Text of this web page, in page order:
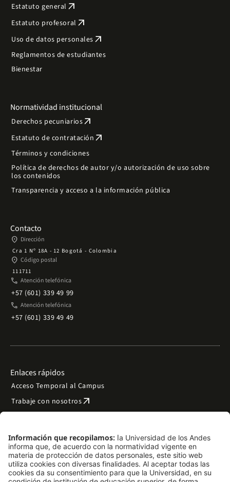
Estatuto general arrow_outward
Estatuto profesoral arrow_outward
Uso de datos personales arrow_outward
Reglamentos de estudiantes
Bienestar
Normatividad institucional
Derechos pecuniariosarrow_outward
Estatuto de contratación arrow_outward
Términos y condiciones
Política de derechos de autor y/o autorización de uso sobre
los contenidos
Transparencia y acceso a la información pública
Contacto
place Dirección
Cra 1 Nº 18A - 12 Bogotá - Colombia
place Código postal
111711
phone Atención telefónica
+57 (601) 339 49 99
phone Atención telefónica
+57 (601) 339 49 49
Enlaces rápidos
Acceso Temporal al Campus
Trabaje con nosotrosarrow_outward
Preguntas frecuentes
Filantropía y donacionesarrow_outward
Mapa del sitio arrow_outward